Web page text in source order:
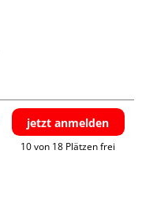
jetzt anmelden
10 von 18 Plätzen frei